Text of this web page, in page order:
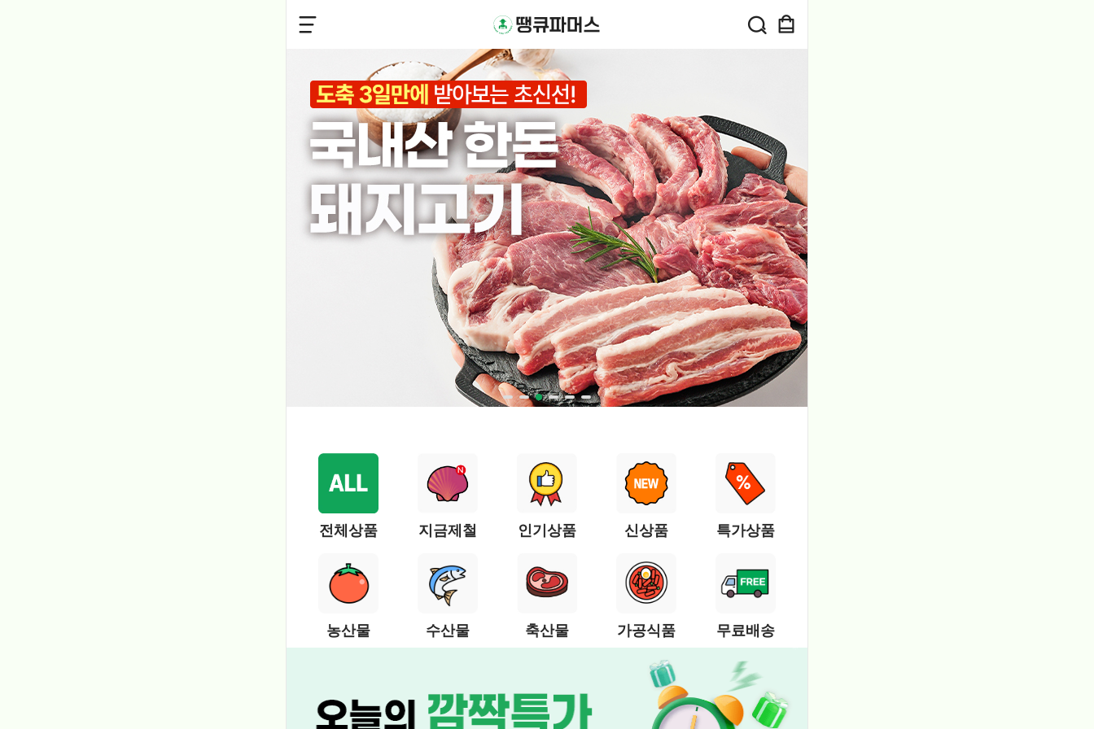
전체상품 지금제철 인기상품 신상품 특가상품
농산물 수산물 축산물 가공식품 무료배송